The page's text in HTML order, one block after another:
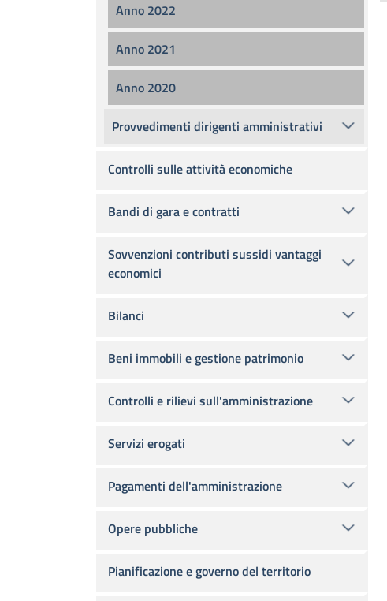
Anno 2022
Anno 2021
Anno 2020
Provvedimenti dirigenti amministrativi
Controlli sulle attività economiche
Bandi di gara e contratti
Sovvenzioni contributi sussidi vantaggi
economici
Bilanci
Beni immobili e gestione patrimonio
Controlli e rilievi sull'amministrazione
Servizi erogati
Pagamenti dell'amministrazione
Opere pubbliche
Pianificazione e governo del territorio